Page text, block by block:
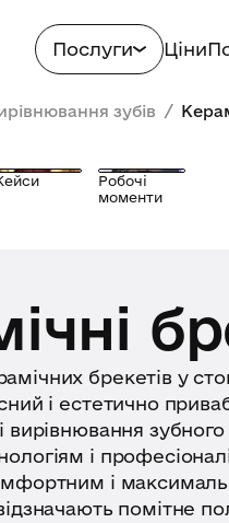
Послуги Ціни
зубів /
Робочі
моменти
брекетів у
і естетично
вирівнювання
і
і
помітне